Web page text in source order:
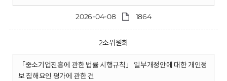
2026-04-08 1864
2소위원회
「중소기업진흥에 관한 법률 시행규칙」 일부개정안에 대한 개인정
보 침해요인 평가에 관한 건